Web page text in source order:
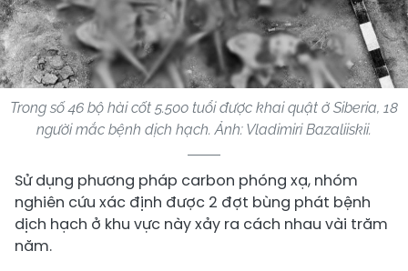
Trong số 46 bộ hài cốt 5.500 tuổi được khai quật ở Siberia, 18
người mắc bệnh dịch hạch. Ảnh: Vladimiri Bazaliiskii.
Sử dụng phương pháp carbon phóng xạ, nhóm
nghiên cứu xác định được 2 đợt bùng phát bệnh
dịch hạch ở khu vực này xảy ra cách nhau vài trăm
năm.